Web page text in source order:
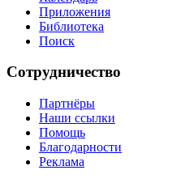
Приложения
Библиотека
Поиск
Сотрудничество
Партнёры
Наши ссылки
Помощь
Благодарности
Реклама